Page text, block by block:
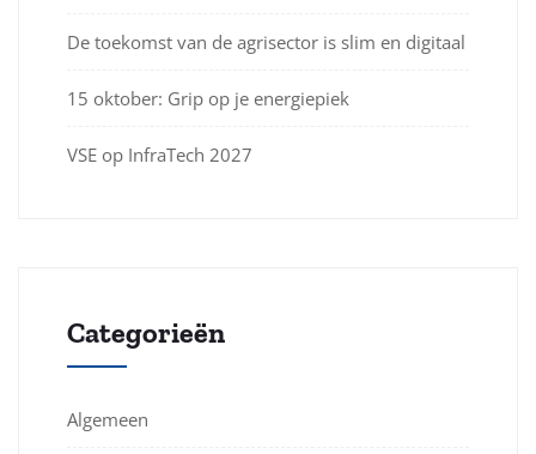
De toekomst van de agrisector is slim en digitaal
15 oktober: Grip op je energiepiek
VSE op InfraTech 2027
Categorieën
Algemeen